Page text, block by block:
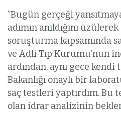
”Bugün gerçeği
adımın anıldığını
soruşturma kapsamında
ve Adli Tıp Kurumu’nun
ardından, aynı gece kendi
Bakanlığı onaylı bir
saç testleri yaptırdım. Bu
olan idrar analizinin